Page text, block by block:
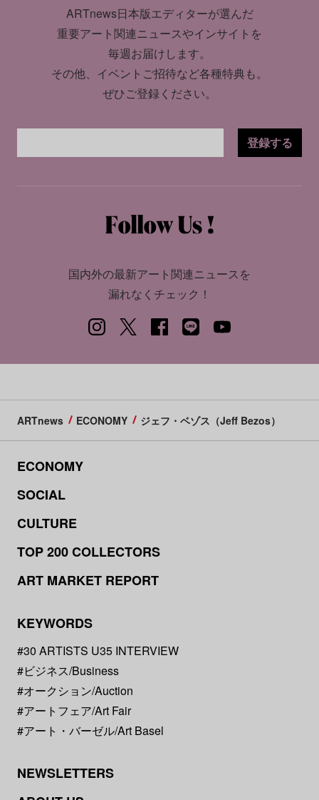
ARTnews日本版エディターが選んだ
重要アート関連ニュースやインサイトを
毎週お届けします。
その他、イベントご招待など各種特典も。
ぜひご登録ください。
登録する
国内外の最新アート関連ニュースを
漏れなくチェック！
ARTnews ECONOMY ジェフ・ベゾス（Jeff Bezos）
ECONOMY
SOCIAL
CULTURE
TOP 200 COLLECTORS
ART MARKET REPORT
KEYWORDS
#30 ARTISTS U35 INTERVIEW
#ビジネス/Business
#オークション/Auction
#アートフェア/Art Fair
#アート・バーゼル/Art Basel
NEWSLETTERS